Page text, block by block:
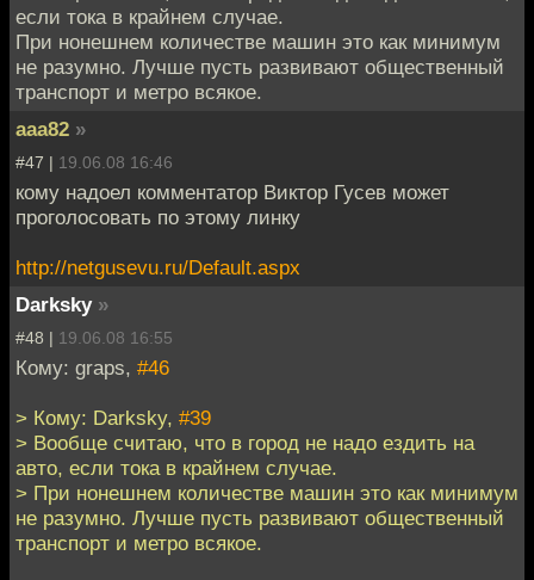
если тока в крайнем случае.
При нонешнем количестве машин это как минимум
не разумно. Лучше пусть развивают общественный
транспорт и метро всякое.
aaa82 »
#47 | 19.06.08 16:46
кому надоел комментатор Виктор Гусев может
проголосовать по этому линку
http://netgusevu.ru/Default.aspx
Darksky »
#48 | 19.06.08 16:55
Кому: graps, #46
> Кому: Darksky, #39
> Вообще считаю, что в город не надо ездить на
авто, если тока в крайнем случае.
> При нонешнем количестве машин это как минимум
не разумно. Лучше пусть развивают общественный
транспорт и метро всякое.